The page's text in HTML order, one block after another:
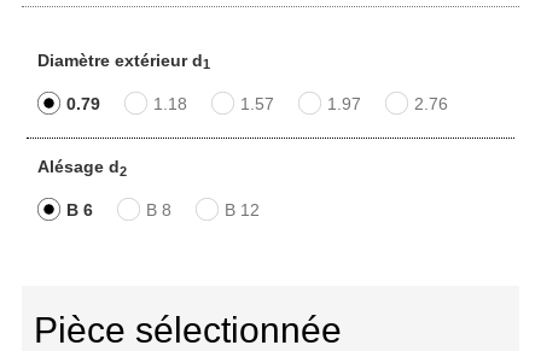
Diamètre extérieur d1
0.79 1.18 1.57 1.97 2.76
Alésage d2
B 6 B 8 B 12
Pièce sélectionnée